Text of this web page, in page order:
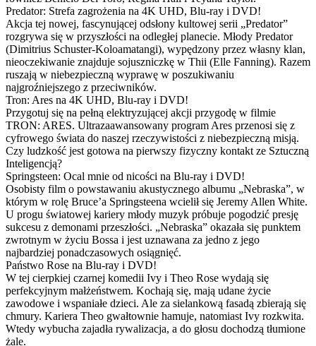
Predator: Strefa zagrożenia na 4K UHD, Blu-ray i DVD!
Akcja tej nowej, fascynującej odsłony kultowej serii „Predator”
rozgrywa się w przyszłości na odległej planecie. Młody Predator
(Dimitrius Schuster-Koloamatangi), wypędzony przez własny klan,
nieoczekiwanie znajduje sojuszniczkę w Thii (Elle Fanning). Razem
ruszają w niebezpieczną wyprawę w poszukiwaniu
najgroźniejszego z przeciwników.
Tron: Ares na 4K UHD, Blu-ray i DVD!
Przygotuj się na pełną elektryzującej akcji przygodę w filmie
TRON: ARES. Ultrazaawansowany program Ares przenosi się z
cyfrowego świata do naszej rzeczywistości z niebezpieczną misją.
Czy ludzkość jest gotowa na pierwszy fizyczny kontakt ze Sztuczną
Inteligencją?
Springsteen: Ocal mnie od nicości na Blu-ray i DVD!
Osobisty film o powstawaniu akustycznego albumu „Nebraska”, w
którym w rolę Bruce’a Springsteena wcielił się Jeremy Allen White.
U progu światowej kariery młody muzyk próbuje pogodzić presję
sukcesu z demonami przeszłości. „Nebraska” okazała się punktem
zwrotnym w życiu Bossa i jest uznawana za jedno z jego
najbardziej ponadczasowych osiągnięć.
Państwo Rose na Blu-ray i DVD!
W tej cierpkiej czarnej komedii Ivy i Theo Rose wydają się
perfekcyjnym małżeństwem. Kochają się, mają udane życie
zawodowe i wspaniałe dzieci. Ale za sielankową fasadą zbierają się
chmury. Kariera Theo gwałtownie hamuje, natomiast Ivy rozkwita.
Wtedy wybucha zajadła rywalizacja, a do głosu dochodzą tłumione
żale.